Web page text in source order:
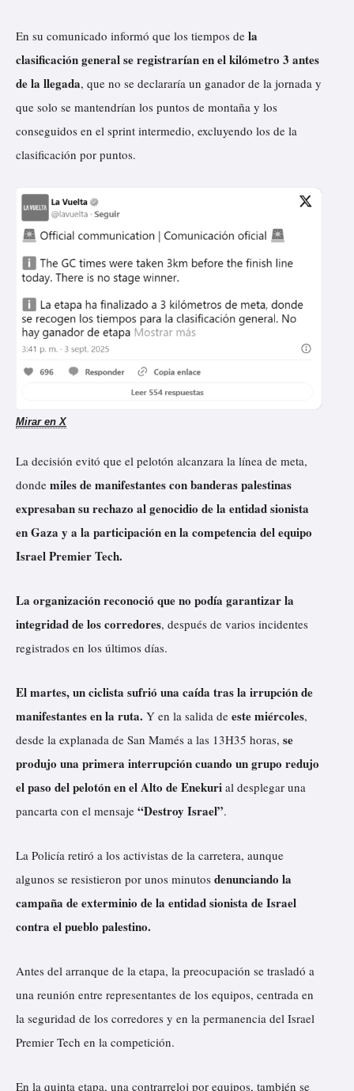
En su comunicado informó que los tiempos de la
clasificación general se registrarían en el kilómetro 3 antes
de la llegada, que no se declararía un ganador de la jornada y
que solo se mantendrían los puntos de montaña y los
conseguidos en el sprint intermedio, excluyendo los de la
clasificación por puntos.
Mirar en X
La decisión evitó que el pelotón alcanzara la línea de meta,
donde miles de manifestantes con banderas palestinas
expresaban su rechazo al genocidio de la entidad sionista
en Gaza y a la participación en la competencia del equipo
Israel Premier Tech.
La organización reconoció que no podía garantizar la
integridad de los corredores, después de varios incidentes
registrados en los últimos días.
El martes, un ciclista sufrió una caída tras la irrupción de
manifestantes en la ruta. Y en la salida de este miércoles,
desde la explanada de San Mamés a las 13H35 horas, se
produjo una primera interrupción cuando un grupo redujo
el paso del pelotón en el Alto de Enekuri al desplegar una
pancarta con el mensaje “Destroy Israel”.
La Policía retiró a los activistas de la carretera, aunque
algunos se resistieron por unos minutos denunciando la
campaña de exterminio de la entidad sionista de Israel
contra el pueblo palestino.
Antes del arranque de la etapa, la preocupación se trasladó a
una reunión entre representantes de los equipos, centrada en
la seguridad de los corredores y en la permanencia del Israel
Premier Tech en la competición.
En la quinta etapa, una contrarreloj por equipos, también se